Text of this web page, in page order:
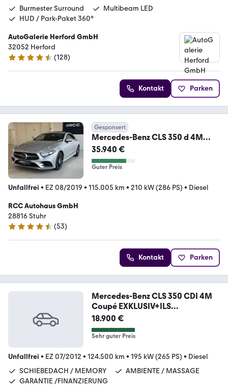
Burmester Surround
Multibeam LED
HUD / Park-Paket 360°
AutoGalerie Herford GmbH
32052 Herford
4.5 Sterne
(128)
Kontakt Parken
Gesponsert
Mercedes-Benz CLS 350 d 4M
AMG Memory Schiebe Multi Distr
360°
35.940 €
Guter Preis
Unfallfrei • EZ 08/2019 • 115.005 km • 210 kW (286 PS) • Diesel
RCC Autohaus GmbH
28816 Stuhr
4.4 Sterne
(53)
Kontakt Parken
Mercedes-Benz CLS 350 CDI 4M
Coupé EXKLUSIV+ILS
LED+SITZKLIMA+
18.900 €
Sehr guter Preis
Unfallfrei • EZ 07/2012 • 124.500 km • 195 kW (265 PS) • Diesel
SCHIEBEDACH / MEMORY
AMBIENTE / MASSAGE
GARANTIE /FINANZIERUNG